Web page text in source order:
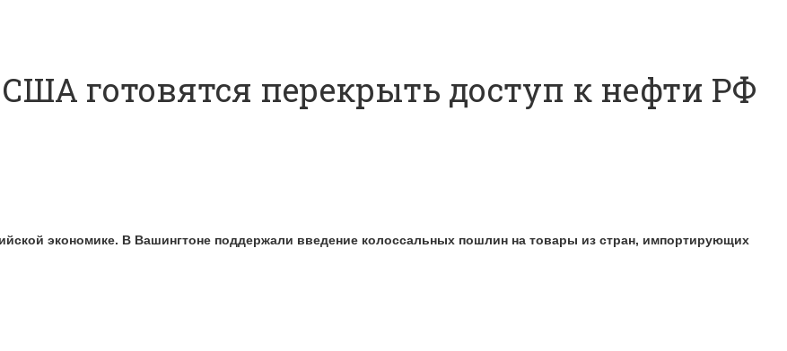
готовятся перекрыть доступ к нефти РФ
экономике. В Вашингтоне поддержали введение колоссальных пошлин на товары из стран, импортирующих